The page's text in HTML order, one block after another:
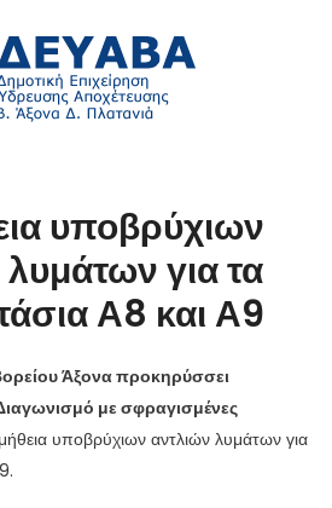
υποβρύχιων
για τα
Α8 και Α9
Άξονα προκηρύσσει
με σφραγισμένες
υποβρύχιων αντλιών λυμάτων για